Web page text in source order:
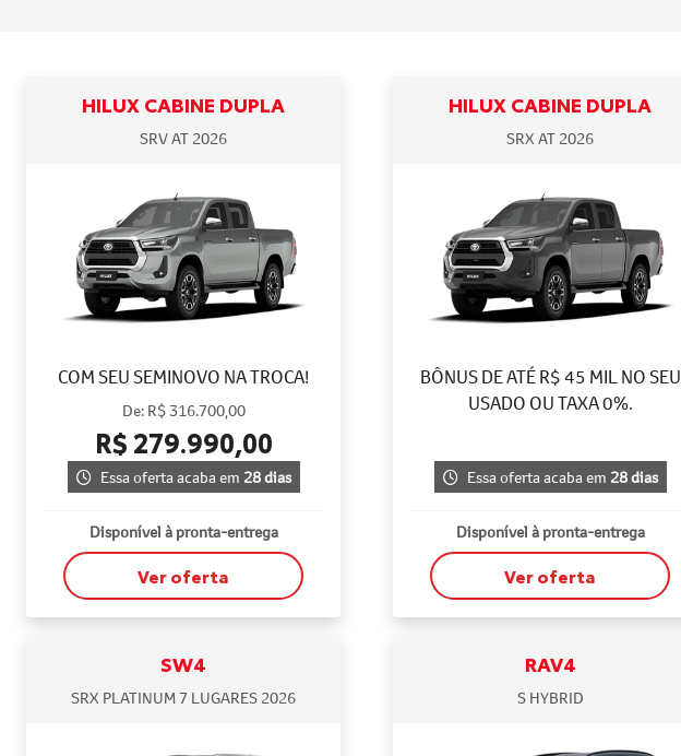
HILUX CABINE DUPLA
SRV AT 2026
COM SEU SEMINOVO NA TROCA!
De: R$ 316.700,00
R$ 279.990,00
Essa oferta acaba em 28 dias
Disponível à pronta-entrega
Ver oferta
HILUX CABINE DUPLA
SRX AT 2026
BÔNUS DE ATÉ R$ 45 MIL NO SEU
USADO OU TAXA 0%.
Essa oferta acaba em 28 dias
Disponível à pronta-entrega
Ver oferta
SW4
SRX PLATINUM 7 LUGARES 2026
RAV4
S HYBRID